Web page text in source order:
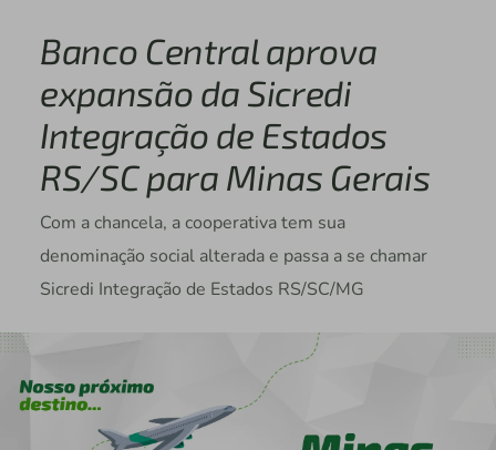
Banco Central aprova
expansão da Sicredi
Integração de Estados
RS/SC para Minas Gerais
Com a chancela, a cooperativa tem sua
denominação social alterada e passa a se chamar
Sicredi Integração de Estados RS/SC/MG